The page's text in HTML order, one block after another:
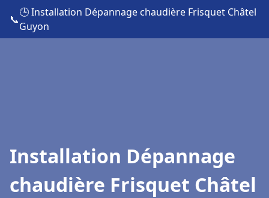
📞
🕒 Installation Dépannage chaudière Frisquet Châtel
Guyon
Installation Dépannage
chaudière Frisquet Châtel